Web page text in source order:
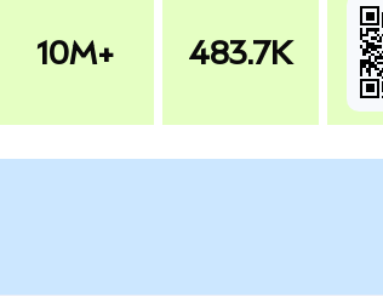
10M+ 483.7K